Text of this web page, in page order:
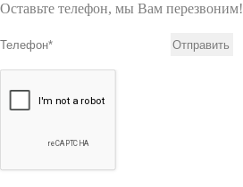
Оставьте телефон, мы Вам перезвоним!